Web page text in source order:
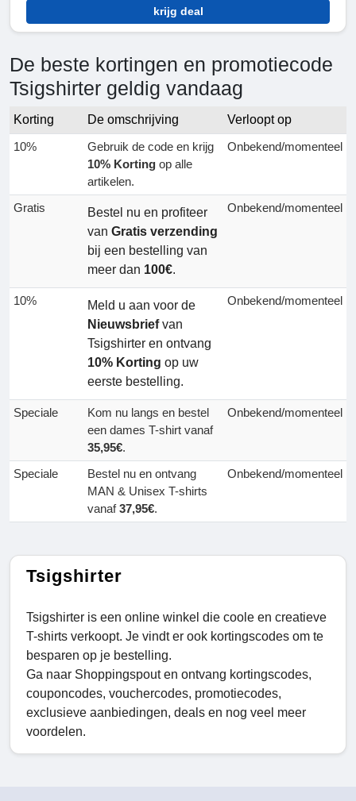
krijg deal
De beste kortingen en promotiecode
Tsigshirter geldig vandaag
Korting De omschrijving
Verloopt op
10%
Gebruik de code en krijg
10% Korting op alle
artikelen.
Onbekend/momenteel
Gratis
Bestel nu en profiteer
van Gratis verzending
bij een bestelling van
meer dan 100€.
Onbekend/momenteel
10%
Meld u aan voor de
Nieuwsbriefvan
Tsigshirter en ontvang
10% Korting op uw
eerste bestelling.
Onbekend/momenteel
Speciale
Kom nu langs en bestel
een dames T-shirt vanaf
35,95€.
Onbekend/momenteel
Speciale
Bestel nu en ontvang
MAN & Unisex T-shirts
vanaf37,95€.
Onbekend/momenteel
Tsigshirter
Tsigshirter is een online winkel die coole en creatieve
T-shirts verkoopt. Je vindt er ook kortingscodes om te
besparen op je bestelling.
Ga naar Shoppingspout en ontvang kortingscodes,
couponcodes, vouchercodes, promotiecodes,
exclusieve aanbiedingen, deals en nog veel meer
voordelen.